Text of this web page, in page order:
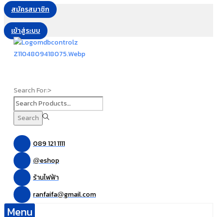
สมัครสมาชิก
เข้าสู่ระบบ
Search For:>
Search
089 121 1111
@eshop
ร้านไฟฟ้า
ranfaifa@gmail.com
Menu